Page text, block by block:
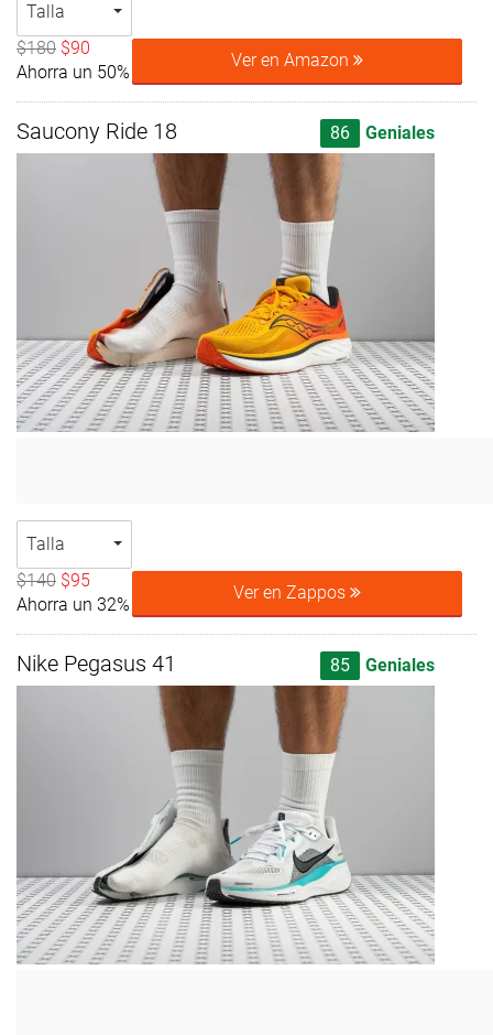
Talla
$180 $90
Ahorra un 50%
Ver en Amazon
Saucony Ride 18 86 Geniales
Talla
$140 $95
Ahorra un 32%
Ver en Zappos
Nike Pegasus 41 85 Geniales